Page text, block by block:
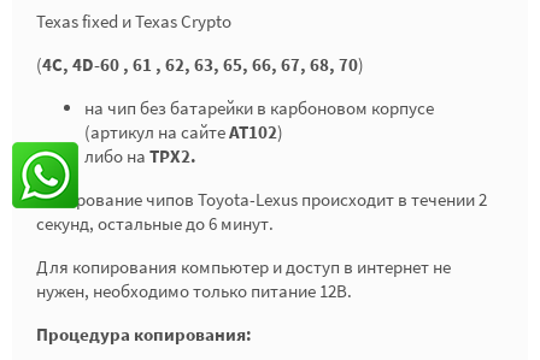
Texas fixed и Texas Crypto
(4C, 4D-60 , 61 , 62, 63, 65, 66, 67, 68, 70)
на чип без батарейки в карбоновом корпусе
(артикул на сайтеAT102)
либо на TPX2.
Копирование чипов Toyota-Lexus происходит в течении 2
секунд, остальные до 6 минут.
Для копирования компьютер и доступ в интернет не
нужен, необходимо только питание 12В.
Процедура копирования: